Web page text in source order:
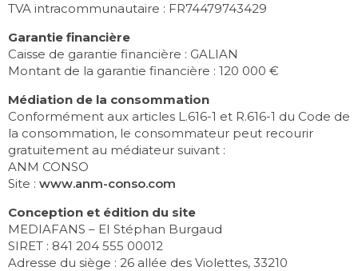
TVA intracommunautaire : FR74479743429
Garantie financière
Caisse de garantie financière : GALIAN
Montant de la garantie financière : 120 000 €
Médiation de la consommation
Conformément aux articles L.616-1 et R.616-1 du Code de
la consommation, le consommateur peut recourir
gratuitement au médiateur suivant :
ANM CONSO
Site : www.anm-conso.com
Conception et édition du site
MEDIAFANS – EI Stéphan Burgaud
SIRET : 841 204 555 00012
Adresse du siège : 26 allée des Violettes, 33210